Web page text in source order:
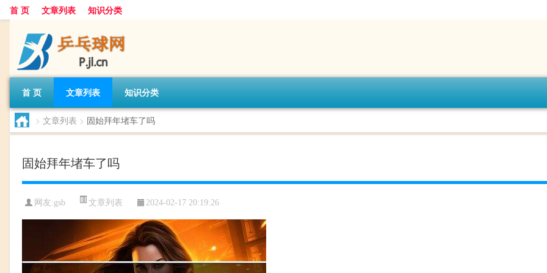
首 页 文章列表 知识分类
首 页 文章列表 知识分类
> 文章列表 > 固始拜年堵车了吗
固始拜年堵车了吗
网友:gsb 文章列表 2024-02-17 20:19:26